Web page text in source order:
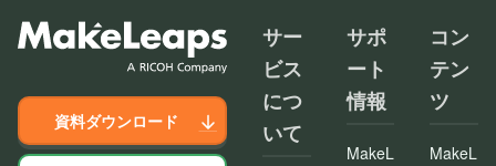
資料ダウンロード
サー
ビス
につ
いて
サポ
ート
情報
MakeL
コン
テン
ツ
MakeL